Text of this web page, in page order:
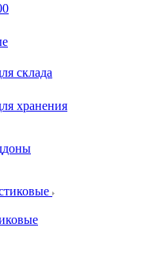
склада
хранения